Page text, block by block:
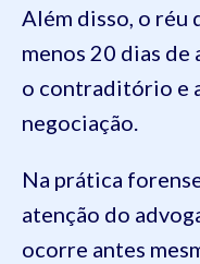
Além disso, o réu
menos 20 dias de
o contraditório e
negociação.
Na prática
atenção do
ocorre antes